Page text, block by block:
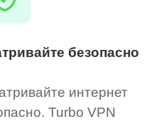
безопасно
интернет
Turbo VPN